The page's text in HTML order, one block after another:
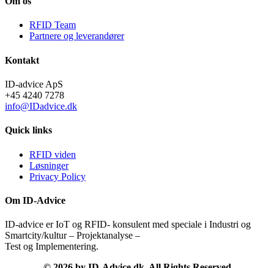
RFID Team
Partnere og leverandører
Kontakt
ID-advice ApS
+45 4240 7278
info@IDadvice.dk
Quick links
RFID viden
Løsninger
Privacy Policy
Om ID-Advice
ID-advice er IoT og RFID- konsulent med speciale i Industri og
Smartcity/kultur – Projektanalyse –
Test og Implementering.